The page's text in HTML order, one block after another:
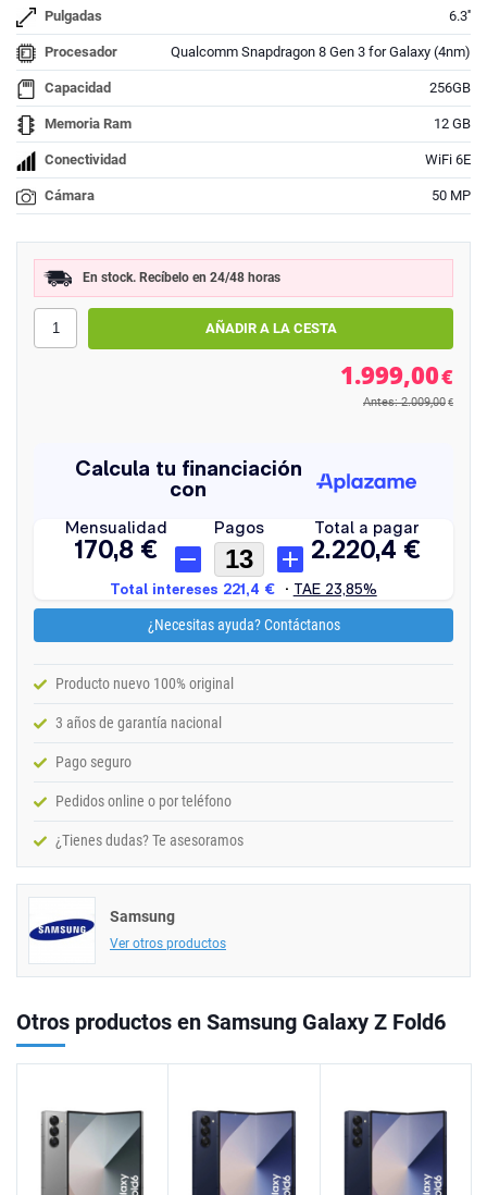
Pulgadas 6.3''
Procesador Qualcomm Snapdragon 8 Gen 3 for Galaxy (4nm)
Capacidad 256GB
Memoria Ram 12 GB
Conectividad WiFi 6E
Cámara 50 MP
En stock. Recíbelo en 24/48 horas
1.999,00€
Antes: 2.009,00 €
¿Necesitas ayuda? Contáctanos
Producto nuevo 100% original
3 años de garantía nacional
Pago seguro
Pedidos online o por teléfono
¿Tienes dudas? Te asesoramos
Samsung
Ver otros productos
Otros productos en Samsung Galaxy Z Fold6